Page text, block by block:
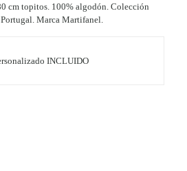
cm topitos. 100% algodón. Colección
Marca Martifanel.
INCLUIDO